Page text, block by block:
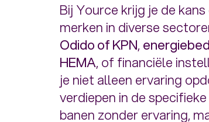
Bij Yource krijg je de
merken in diverse
Odido of KPN,
HEMA, of financiële
je niet alleen ervaring
verdiepen in de
banen zonder ervaring,